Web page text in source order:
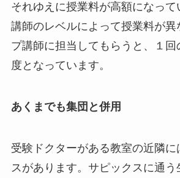
それゆえに授業料が高額になって
講師のレベルによって授業料が異
プ講師に担当してもらうと、１
度となっています。
あくまでも集団と併用
受験ドクターがある教室の近隣に
スがあります。サピックスに通